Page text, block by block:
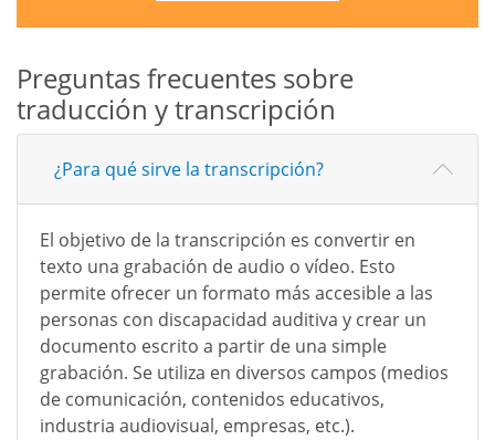
Preguntas frecuentes sobre
traducción y transcripción
¿Para qué sirve la transcripción?
El objetivo de la transcripción es convertir en
texto una grabación de audio o vídeo. Esto
permite ofrecer un formato más accesible a las
personas con discapacidad auditiva y crear un
documento escrito a partir de una simple
grabación. Se utiliza en diversos campos (medios
de comunicación, contenidos educativos,
industria audiovisual, empresas, etc.).